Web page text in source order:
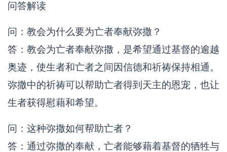
问答解读
问：教会为什么要为亡者奉献弥撒？
答：教会为亡者奉献弥撒，是希望通过基督的逾越
奥迹，使生者和亡者之间因信德和祈祷保持相通。
弥撒中的祈祷可以帮助亡者得到天主的恩宠，也让
生者获得慰藉和希望。
问：这种弥撒如何帮助亡者？
答：通过弥撒的奉献，亡者能够藉着基督的牺牲与